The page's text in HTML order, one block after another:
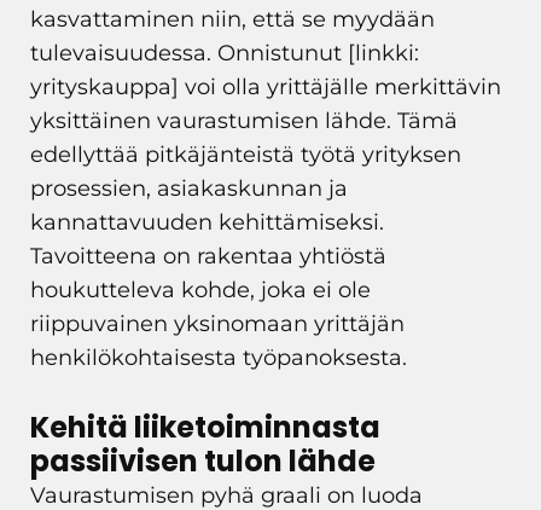
kasvattaminen niin, että se myydään
tulevaisuudessa. Onnistunut [linkki:
yrityskauppa] voi olla yrittäjälle merkittävin
yksittäinen vaurastumisen lähde. Tämä
edellyttää pitkäjänteistä työtä yrityksen
prosessien, asiakaskunnan ja
kannattavuuden kehittämiseksi.
Tavoitteena on rakentaa yhtiöstä
houkutteleva kohde, joka ei ole
riippuvainen yksinomaan yrittäjän
henkilökohtaisesta työpanoksesta.
Kehitä liiketoiminnasta
passiivisen tulon lähde
Vaurastumisen pyhä graali on luoda